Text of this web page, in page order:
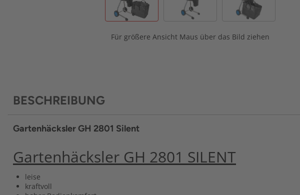
Für größere Ansicht Maus über das Bild ziehen
BESCHREIBUNG
Gartenhäcksler GH 2801 Silent
Gartenhäcksler GH 2801 SILENT
leise
kraftvoll